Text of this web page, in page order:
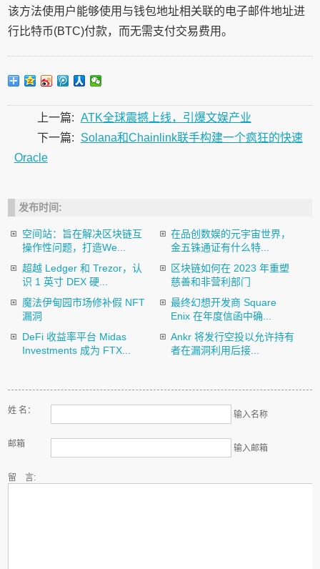
该方法使用户能够使用与钱包地址相关联的电子邮件地址进
行比特币(BTC)付款，而无需支付交易费用。
上一篇: ATK全球震撼上线，引爆文娱产业
下一篇:
Solana和Chainlink联手构建一个疯狂的快速
Oracle
发布时间:
空间站：旨在解决区块链互
操作性问题，打造We...
在品创数娱的元宇宙世界，
金五铢通证有什么特...
超越 Ledger 和 Trezor，认
识 1 英寸 DEX 硬...
区块链如何在 2023 年重塑
慈善和非营利部门
魔法伊甸园市场修补假 NFT
漏洞
最终幻想开发商 Square
Enix 在年度信函中确...
DeFi 收益率平台 Midas
Investments 成为 FTX...
Ankr 将发行空投以允许持有
者在漏洞利用后接...
姓 名： 输入名称
邮箱 输入邮箱
留 言: